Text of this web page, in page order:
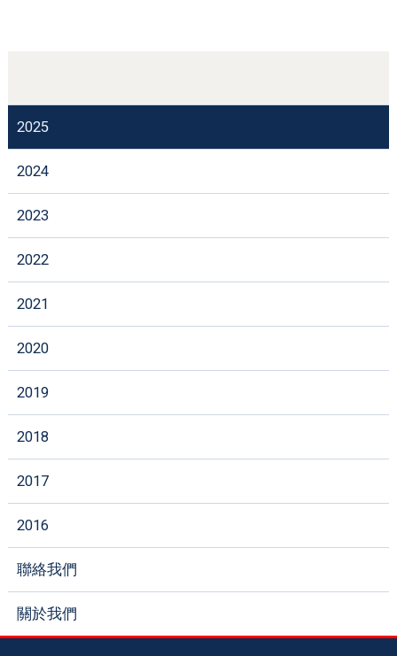
2025
2024
2023
2022
2021
2020
2019
2018
2017
2016
聯絡我們
關於我們